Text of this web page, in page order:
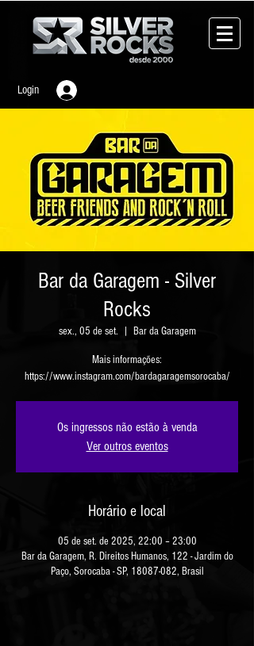
Login
Bar da Garagem - Silver
Rocks
sex., 05 de set. Bar da Garagem
Mais informações:
https://www.instagram.com/bardagaragemsorocaba/
Os ingressos não estão à venda
Ver outros eventos
Horário e local
05 de set. de 2025, 22:00 – 23:00
Bar da Garagem, R. Direitos Humanos, 122 - Jardim do
Paço, Sorocaba - SP, 18087-082, Brasil